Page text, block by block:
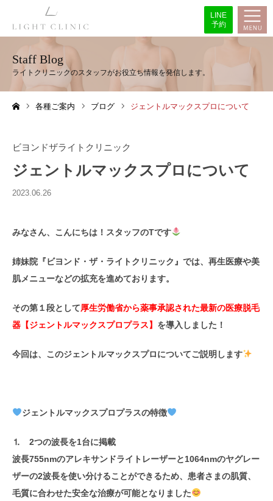
LINE
予約
Staff Blog
各種ご案内 ブログ ジェントルマックスプロについて
ビヨンドザライトクリニック
ジェントルマックスプロについて
2023.06.26
みなさん、こんにちは！スタッフのTです
姉妹院『ビヨンド・ザ・ライトクリニック』では、再生医療や美
肌メニューなどの拡充を進めております。
その第１段として厚生労働省から薬事承認された最新の医療脱毛
器【ジェントルマックスプロプラス】 を導入しました！
今回は、このジェントルマックスプロについてご説明します
ジェントルマックスプロプラスの特徴
⒈ 2つの波長を1台に掲載
波長755nmのアレキサンドライトレーザーと1064nmのヤグレー
ザーの2波長を使い分けることができるため、患者さまの肌質、
毛質に合わせた安全な治療が可能となりました